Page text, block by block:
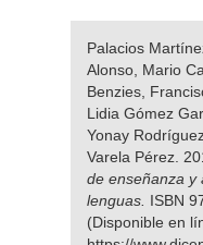
Palacios
Alonso, Mario
Benzies,
Lidia Gómez
Yonay
Varela Pérez.
de enseñanza y
lenguas. ISBN
(Disponible en